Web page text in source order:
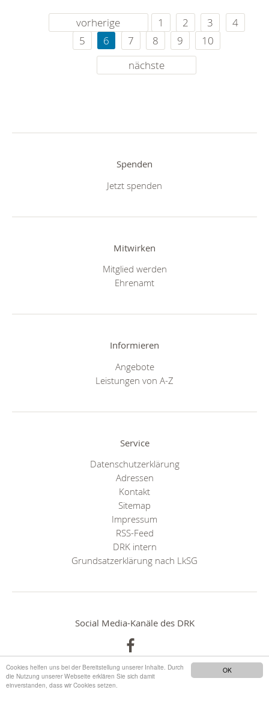
OK
Cookies helfen uns bei der Bereitstellung unserer Inhalte. Durch
die Nutzung unserer Webseite erklären Sie sich damit
einverstanden, dass wir Cookies setzen.
vorherige 1 2 3
4
5
6 7 8 9
10
nächste
Spenden
Jetzt spenden
Mitwirken
Mitglied werden
Ehrenamt
Informieren
Angebote
Leistungen von A-Z
Service
Datenschutzerklärung
Adressen
Kontakt
Sitemap
Impressum
RSS-Feed
DRK intern
Grundsatzerklärung nach LkSG
Social Media-Kanäle des DRK